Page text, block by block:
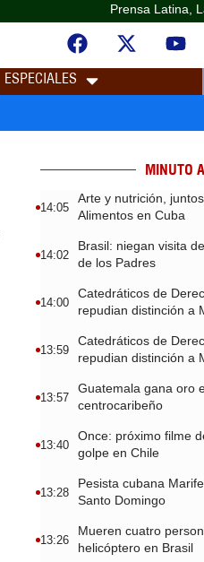
Prensa Latina,
ESPECIALES
MINUTO
14:05
Arte y nutrición,
Alimentos en Cuba
14:02
Brasil: niegan visita
de los Padres
14:00
Catedráticos de
repudian distinción a
13:59
Catedráticos de
repudian distinción a
13:57
Guatemala gana oro
centrocaribeño
13:40
Once: próximo filme
golpe en Chile
13:28
Pesista cubana
Santo Domingo
13:26
Mueren cuatro
helicóptero en Brasil